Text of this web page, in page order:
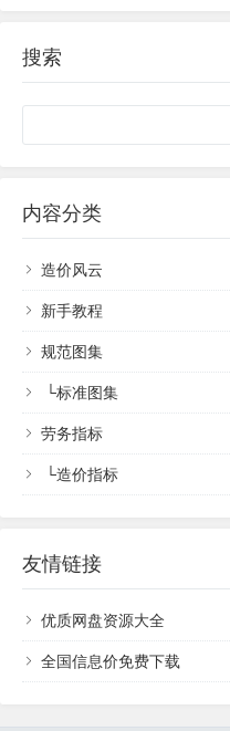
搜索
内容分类
造价风云
新手教程
规范图集
└标准图集
劳务指标
└造价指标
友情链接
优质网盘资源大全
全国信息价免费下载